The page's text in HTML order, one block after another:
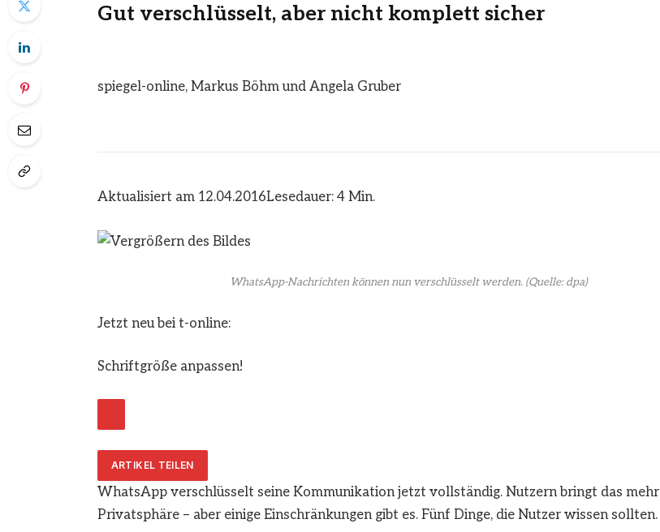
Gut verschlüsselt, aber nicht komplett sicher
spiegel-online, Markus Böhm und Angela Gruber
Aktualisiert am 12.04.2016Lesedauer: 4 Min.
WhatsApp-Nachrichten können nun verschlüsselt werden.(Quelle: dpa)
Jetzt neu bei t-online:
Schriftgröße anpassen!
ARTIKEL TEILEN
WhatsApp verschlüsselt seine Kommunikation jetzt vollständig. Nutzern bringt das mehr
Privatsphäre – aber einige Einschränkungen gibt es. Fünf Dinge, die Nutzer wissen sollten.